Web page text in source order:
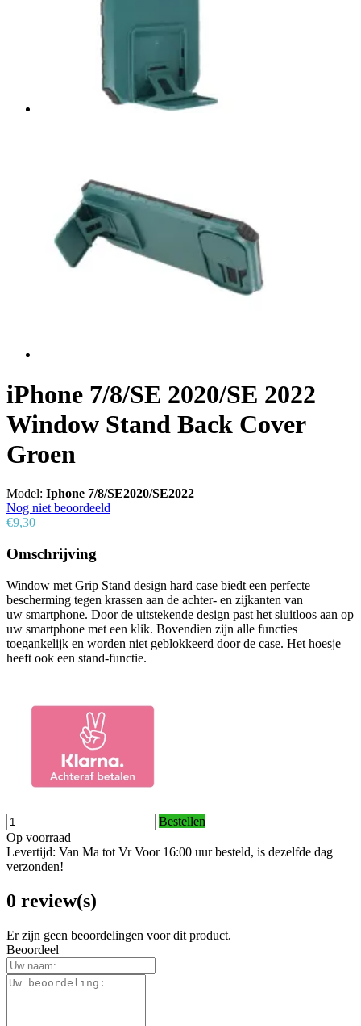
iPhone 7/8/SE 2020/SE 2022
Window Stand Back Cover
Groen
Model: Iphone 7/8/SE2020/SE2022
Nog niet beoordeeld
€9,30
Omschrijving
Window met Grip Stand design hard case biedt een perfecte
bescherming tegen krassen aan de achter- en zijkanten van
uw smartphone. Door de uitstekende design past het sluitloos aan op
uw smartphone met een klik. Bovendien zijn alle functies
toegankelijk en worden niet geblokkeerd door de case. Het hoesje
heeft ook een stand-functie.
Bestellen
Op voorraad
Levertijd: Van Ma tot Vr Voor 16:00 uur besteld, is dezelfde dag
verzonden!
0 review(s)
Er zijn geen beoordelingen voor dit product.
Beoordeel